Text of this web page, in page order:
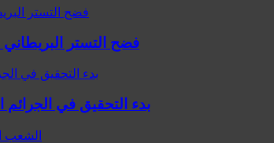
فضح التستر
بدء التحقيق في الجرائم